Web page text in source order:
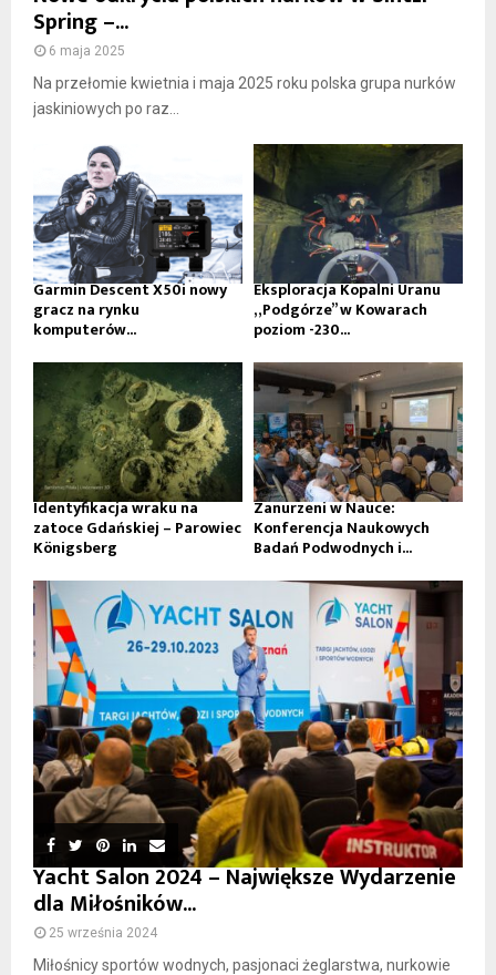
Spring –...
6 maja 2025
Na przełomie kwietnia i maja 2025 roku polska grupa nurków
jaskiniowych po raz...
Garmin Descent X50i nowy
gracz na rynku
komputerów...
Eksploracja Kopalni Uranu
„Podgórze” w Kowarach
poziom -230...
Identyfikacja wraku na
zatoce Gdańskiej – Parowiec
Königsberg
Zanurzeni w Nauce:
Konferencja Naukowych
Badań Podwodnych i...
Yacht Salon 2024 – Największe Wydarzenie
dla Miłośników...
25 września 2024
Miłośnicy sportów wodnych, pasjonaci żeglarstwa, nurkowie